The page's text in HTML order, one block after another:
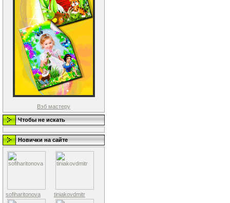
Вэб мастеру
Чтобы не искать
Новички на сайте
sofiharitonova tiniakovdmitr